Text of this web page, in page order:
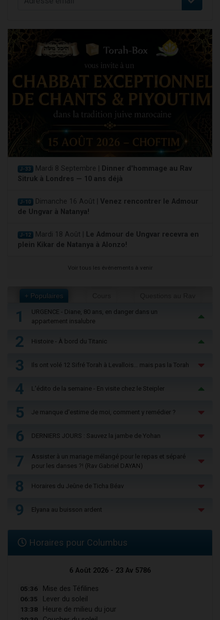
J-33 Mardi 8 Septembre |
Dinner d'hommage au Rav
Sitruk à Londres — 10 ans déjà
J-10 Dimanche 16 Août | Venez rencontrer le Admour
de Ungvar à Natanya!
J-12 Mardi 18 Août |
Le Admour de Ungvar recevra en
plein Kikar de Natanya à Alonzo!
Voir tous les événements à venir
+ Populaires
1
URGENCE - Diane, 80 ans, en danger dans un
appartement insalubre
2 Histoire - À bord du Titanic
3 Ils ont volé 12 Sifré Torah à Levallois… mais pas la Torah
4 L'édito de la semaine - En visite chez le Steipler
5 Je manque d'estime de moi, comment y remédier ?
6 DERNIERS JOURS : Sauvez la jambe de Yohan
7
Assister à un mariage mélangé pour le repas et séparé
pour les danses ?! (Rav Gabriel DAYAN)
8 Horaires du Jeûne de Ticha Béav
9 Elyana au buisson ardent
Horaires pour Columbus
6 Août 2026 - 23 Av 5786
05:36 Mise des Téfilines
06:35 Lever du soleil
13:38 Heure de milieu du jour